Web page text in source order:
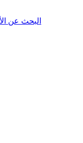
البحث عن